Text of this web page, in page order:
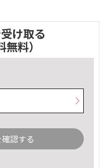
け取る
無料）
認する